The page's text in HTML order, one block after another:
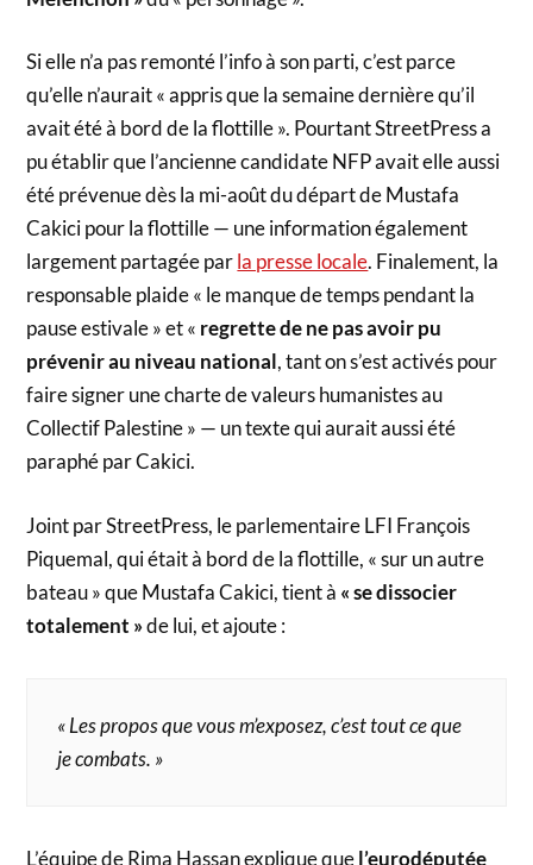
Si elle n’a pas remonté l’info à son parti, c’est parce
qu’elle n’aurait « appris que la semaine dernière qu’il
avait été à bord de la flottille ». Pourtant StreetPress a
pu établir que l’ancienne candidate NFP avait elle aussi
été prévenue dès la mi-août du départ de Mustafa
Cakici pour la flottille — une information également
largement partagée parla presse locale. Finalement, la
responsable plaide « le manque de temps pendant la
pause estivale » et « regrette de ne pas avoir pu
prévenir au niveau national, tant on s’est activés pour
faire signer une charte de valeurs humanistes au
Collectif Palestine » — un texte qui aurait aussi été
paraphé par Cakici.
Joint par StreetPress, le parlementaire LFI François
Piquemal, qui était à bord de la flottille, « sur un autre
bateau » que Mustafa Cakici, tient à « se dissocier
totalement »de lui, et ajoute :
« Les propos que vous m’exposez, c’est tout ce que
je combats. »
L’équipe de Rima Hassan explique quel’eurodéputée